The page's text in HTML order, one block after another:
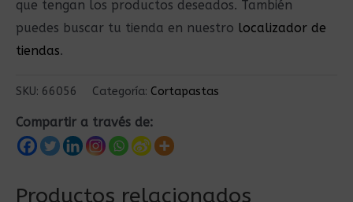
que tengan los productos deseados. También
puedes buscar tu tienda en nuestro localizador de
tiendas.
SKU: 66056 Categoría: Cortapastas
Compartir a través de:
Productos relacionados